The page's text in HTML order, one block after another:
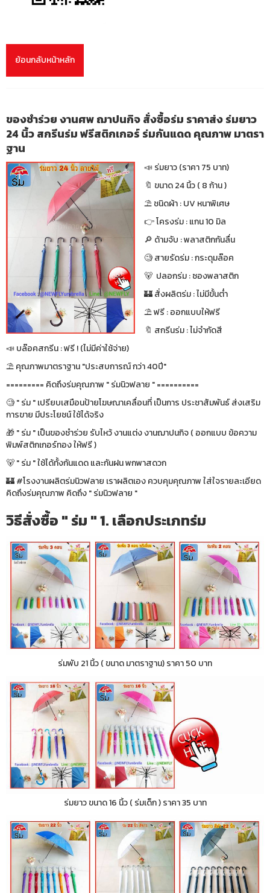
ย้อนกลับหน้าหลัก
ของชำร่วย งานศพ ฌาปนกิจ สั่งซื้อร่ม ราคาส่ง ร่มยาว
24 นิ้ว สกรีนร่ม ฟรีสติกเกอร์ ร่มกันแดด คุณภาพ มาตรา
ฐาน
📣 ร่มยาว (ราคา 75 บาท)
🔖 ขนาด 24 นิ้ว ( 8 ก้าน )
⛱ ชนิดผ้า : UV หนาพิเศษ
👉 โครงร่ม : แกน 10 มิล
🔎 ด้ามจับ : พลาสติกกันลื่น
🧐 สายรัดร่ม : กระดุมล๊อค
🐻 ปลอกร่ม : ซองพลาสติก
🏰 สั่งผลิตร่ม : ไม่มีขั้นต่ำ
⛱ ฟรี : ออกแบบให้ฟรี
🔖 สกรีนร่ม : ไม่จำกัดสี
📣 บล๊อคสกรีน : ฟรี ! (ไม่มีค่าใช้จ่าย)
⛱ คุณภาพมาตราฐาน "ประสบการณ์ กว่า 40ปี"
========= คิดถึงร่มคุณภาพ " ร่มนิวฟลาย " ==========
🧐 " ร่ม " เปรียบเสมือนป้ายโฆษณาเคลื่อนที่ เป็นการ ประชาสัมพันธ์ ส่งเสริม
การขาย มีประโยชน์ ใช้ได้จริง
🎁 " ร่ม " เป็นของชำร่วย รับไหว้ งานแต่ง งานฌาปนกิจ ( ออกแบบ ข้อความ
พิมพ์สติกเกอร์ทอง ให้ฟรี )
🐻 " ร่ม " ใช้ได้ทั้งกันแดด และกันฝน พกพาสดวก
🏰 #โรงงานผลิตร่มนิวฟลาย เราผลิตเอง ควบคุมคุณภาพ ใส่ใจรายละเอียด
คิดถึงร่มคุณภาพ คิดถึง " ร่มนิวฟลาย "
วิธีสั่งซื้อ " ร่ม " 1. เลือกประเภทร่ม
ร่มพับ 21 นิ้ว ( ขนาด มาตราฐาน) ราคา 50 บาท
ร่มยาว ขนาด 16 นิ้ว ( ร่มเด็ก ) ราคา 35 บาท